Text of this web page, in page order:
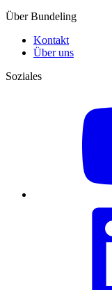
Über Bundeling
Kontakt
Über uns
Soziales